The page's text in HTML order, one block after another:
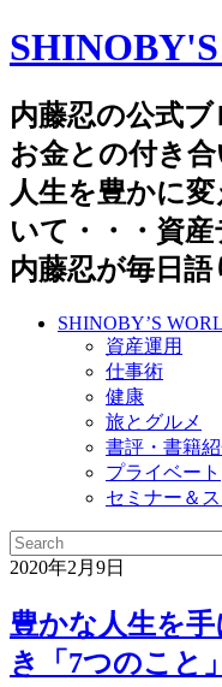
内藤忍の公式ブ
お金との付き
人生を豊かに
いて・・・資
内藤忍が毎日語
SHINOBY’S
資産運用
仕事術
健康
旅とグルメ
書評・書籍
プライベート
セミナー＆
2020年2月9日
豊かな人生を
き「7つのこと」